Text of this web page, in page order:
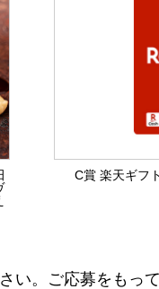
C賞 楽天ギフ
い。ご応募をもっ